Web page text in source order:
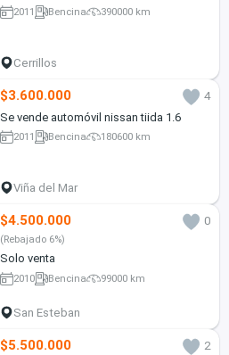
2011 Bencina 390000 km
Cerrillos
$3.600.000
4
Se vende automóvil nissan tiida 1.6
2011 Bencina 180600 km
Viña del Mar
$4.500.000 0
(Rebajado 6%)
Solo venta
2010 Bencina 99000 km
San Esteban
$5.500.000
2